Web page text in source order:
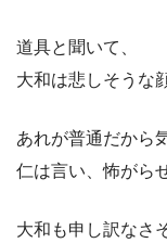
道具と聞いて、
大和は悲しそうな
あれが普通だから
仁は言い、怖がら
大和も申し訳なさ